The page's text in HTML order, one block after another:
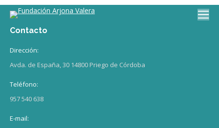
Contacto
Dirección:
Avda. de España, 30 14800 Priego de Córdoba
Teléfono:
957 540 638
E-mail: